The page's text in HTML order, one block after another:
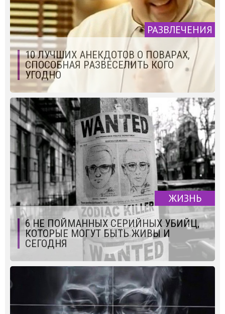
РАЗВЛЕЧЕНИЯ
10 ЛУЧШИХ АНЕКДОТОВ О ПОВАРАХ,
СПОСОБНАЯ РАЗВЕСЕЛИТЬ КОГО
УГОДНО
ЖИЗНЬ
6 НЕ ПОЙМАННЫХ СЕРИЙНЫХ УБИЙЦ,
КОТОРЫЕ МОГУТ БЫТЬ ЖИВЫ И
СЕГОДНЯ